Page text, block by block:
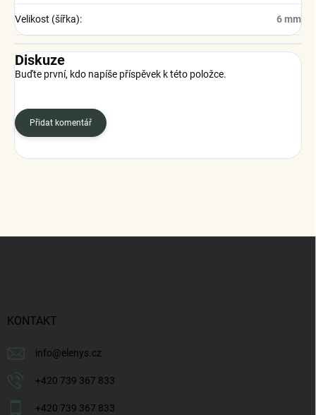
Velikost (šířka): 6 mm
Diskuze
Buďte první, kdo napíše příspěvek k této položce.
Přidat komentář
KONTAKT
info@elenys.cz
+420 739 367 833
+420 739 367 833